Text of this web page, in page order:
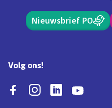
Nieuwsbrief PO
Volg ons!